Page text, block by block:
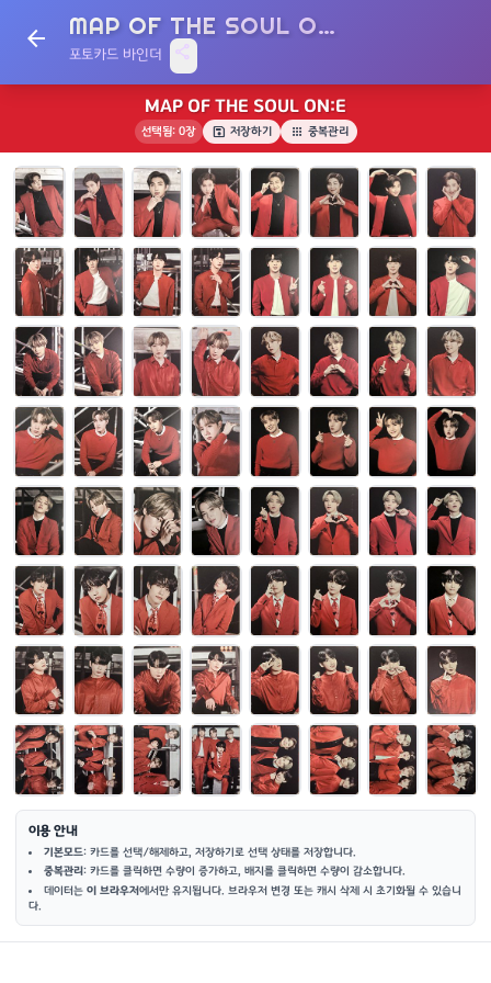
arrow_back MAP OF THE SOUL ON:E
포토카드 바인더 share
MAP OF THE SOUL ON:E
선택됨: 0장 save 저장하기 apps 중복관리
이용 안내
기본모드: 카드를 선택/해제하고, 저장하기로 선택 상태를 저장합니다.
중복관리 : 카드를 클릭하면 수량이 증가하고, 배지를 클릭하면 수량이 감소합니다.
데이터는 이 브라우저 에서만 유지됩니다. 브라우저 변경 또는 캐시 삭제 시 초기화될 수 있습니
다.